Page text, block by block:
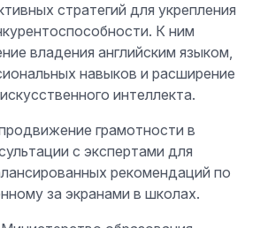
стратегий для укрепления
К ним
владения английским языком,
навыков и расширение
интеллекта.
грамотности в
с экспертами для
рекомендаций по
за экранами в школах.